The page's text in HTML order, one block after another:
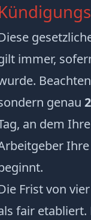
immer,
genau
an dem Ihre
Frist von
fair